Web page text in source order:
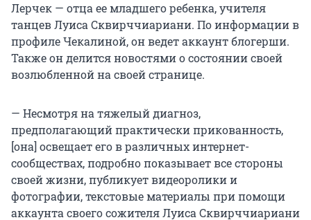
Лерчек — отца ее младшего ребенка, учителя
танцев Луиса Сквирччиариани. По информации в
профиле Чекалиной, он ведет аккаунт блогерши.
Также он делится новостями о состоянии своей
возлюбленной на своей странице.
— Несмотря на тяжелый диагноз,
предполагающий практически прикованность,
[она] освещает его в различных интернет-
сообществах, подробно показывает все стороны
своей жизни, публикует видеоролики и
фотографии, текстовые материалы при помощи
аккаунта своего сожителя Луиса Сквирччиариани